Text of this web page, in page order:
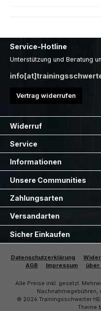
Service-Hotline
Unterstützung und Beratung
Vertrag widerrufen
Widerruf
Service
Informationen
Unsere Communities
Zahlungsarten
Versandarten
Sicher Einkaufen
Datenschutzerklärung
AGB
Impressum über
Alle Preise inkl. gesetzl.
Nachnahmegebühren,
© 2026 Trainingsschwerter
Theme